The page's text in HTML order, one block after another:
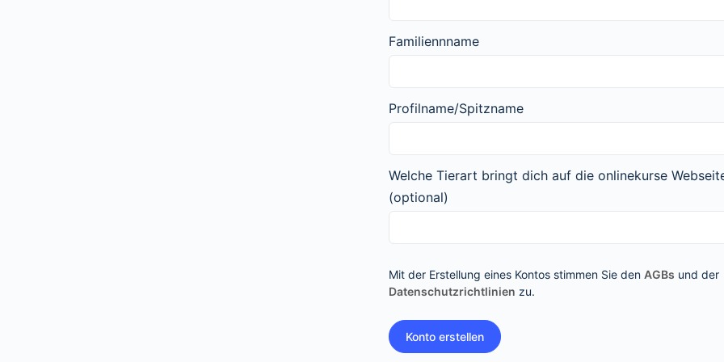
Familiennname
Profilname/Spitzname
Welche Tierart bringt dich auf die onlinekurse
(optional)
Mit der Erstellung eines Kontos stimmen Sie den AGBs und der
Datenschutzrichtlinien zu.